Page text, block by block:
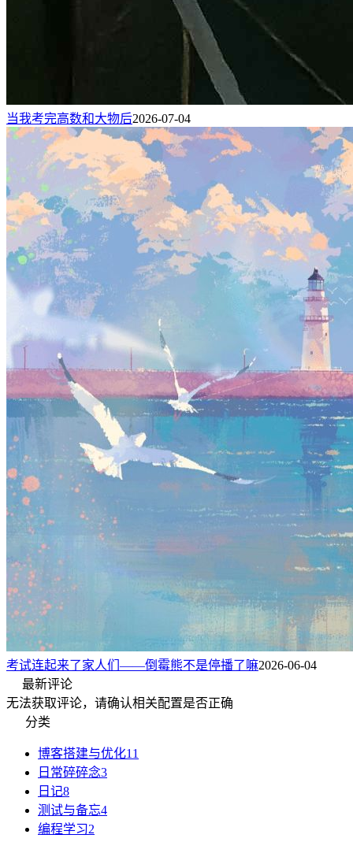
当我考完高数和大物后2026-07-04
考试连起来了家人们——倒霉熊不是停播了嘛2026-06-04
最新评论
无法获取评论，请确认相关配置是否正确
分类
博客搭建与优化11
日常碎碎念3
日记8
测试与备忘4
编程学习2